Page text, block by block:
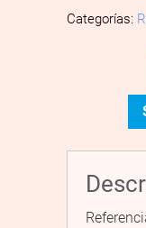
Categorías: